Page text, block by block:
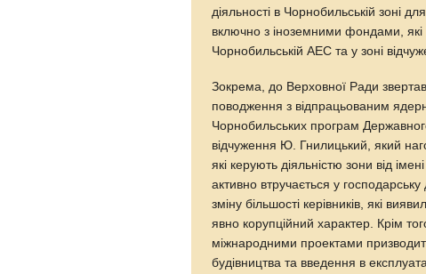
діяльності в Чорнобильській зоні
включно з іноземними фондами,
Чорнобильській АЕС та у зоні
Зокрема, до Верховної Ради
поводження з відпрацьованим
Чорнобильських програм
відчуження Ю. Гнилицький, який
які керують діяльністю зони від
активно втручається у господарську
зміну більшості керівників, які
явно корупційний характер. Крім
міжнародними проектами
будівництва та введення в